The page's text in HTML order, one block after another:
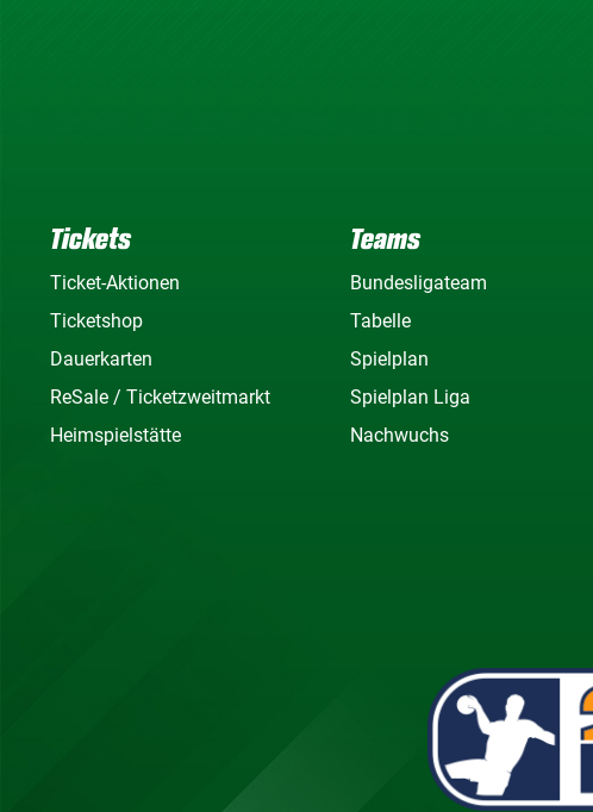
Tickets
Ticket-Aktionen
Ticketshop
Dauerkarten
ReSale / Ticketzweitmarkt
Heimspielstätte
Teams
Bundesligateam
Tabelle
Spielplan
Spielplan Liga
Nachwuchs